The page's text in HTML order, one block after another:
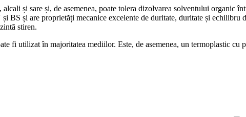
și sare și, de asemenea, poate tolera dizolvarea solventului organic
și are proprietăți mecanice excelente de duritate, duritate și echilibru
stiren.
fi utilizat în majoritatea mediilor. Este, de asemenea, un termoplastic cu